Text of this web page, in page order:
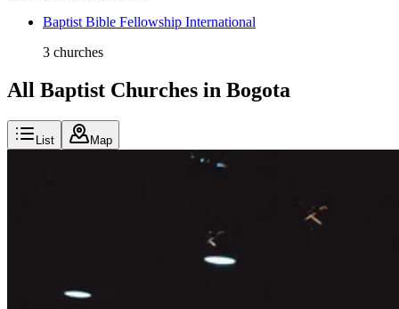
Baptist Bible Fellowship International
3 churches
All Baptist Churches in Bogota
List Map